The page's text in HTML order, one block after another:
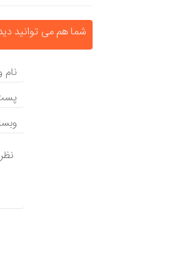
شما هم می توانید